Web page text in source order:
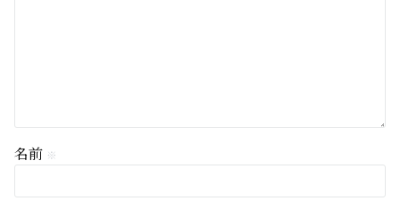
名前 ※